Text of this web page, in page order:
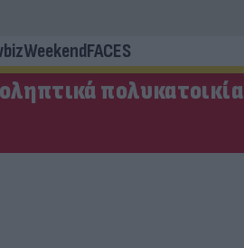
WeekendFACES
πολυκατοικία